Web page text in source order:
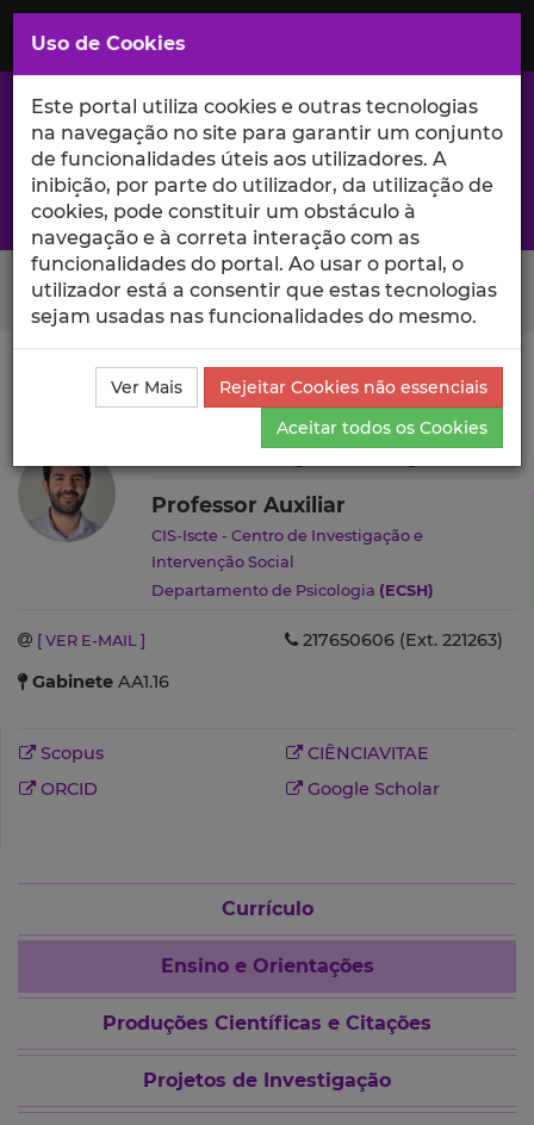
Saltar
para
Conteúdo
Principal
A excelência da investigação e ciência no Iscte
Search Button
Ciência_Iscte Autores
Ricardo Borges Rodrigues
Ensino e Orientações
Ricardo Borges Rodrigues
Professor Auxiliar
CIS-Iscte - Centro de Investigação e
Intervenção Social
Departamento de Psicologia (ECSH)
[ VER E-MAIL ]
217650606 (Ext. 221263)
Gabinete AA1.16
Scopus
CIÊNCIAVITAE
ORCID
Google Scholar
Currículo
Ensino e Orientações
Produções Científicas e Citações
Projetos de Investigação
Uso de Cookies
Este portal utiliza cookies e outras tecnologias
na navegação no site para garantir um conjunto
de funcionalidades úteis aos utilizadores. A
inibição, por parte do utilizador, da utilização de
cookies, pode constituir um obstáculo à
navegação e à correta interação com as
funcionalidades do portal. Ao usar o portal, o
utilizador está a consentir que estas tecnologias
sejam usadas nas funcionalidades do mesmo.
Ver Mais
Rejeitar Cookies não essenciais
Aceitar todos os Cookies